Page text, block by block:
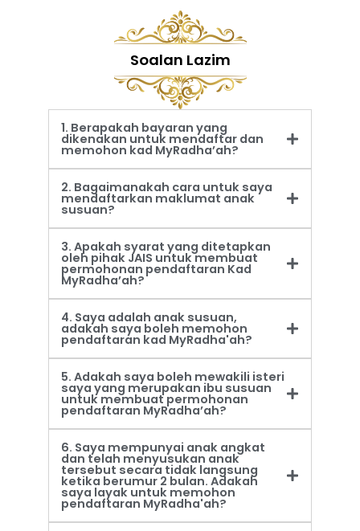
Soalan Lazim
1. Berapakah bayaran yang
dikenakan untuk mendaftar dan
memohon kad MyRadha’ah?
2. Bagaimanakah cara untuk saya
mendaftarkan maklumat anak
susuan?
3. Apakah syarat yang ditetapkan
oleh pihak JAIS untuk membuat
permohonan pendaftaran Kad
MyRadha’ah?
4. Saya adalah anak susuan,
adakah saya boleh memohon
pendaftaran kad MyRadha'ah?
5. Adakah saya boleh mewakili isteri
saya yang merupakan ibu susuan
untuk membuat permohonan
pendaftaran MyRadha’ah?
6. Saya mempunyai anak angkat
dan telah menyusukan anak
tersebut secara tidak langsung
ketika berumur 2 bulan. Adakah
saya layak untuk memohon
pendaftaran MyRadha'ah?